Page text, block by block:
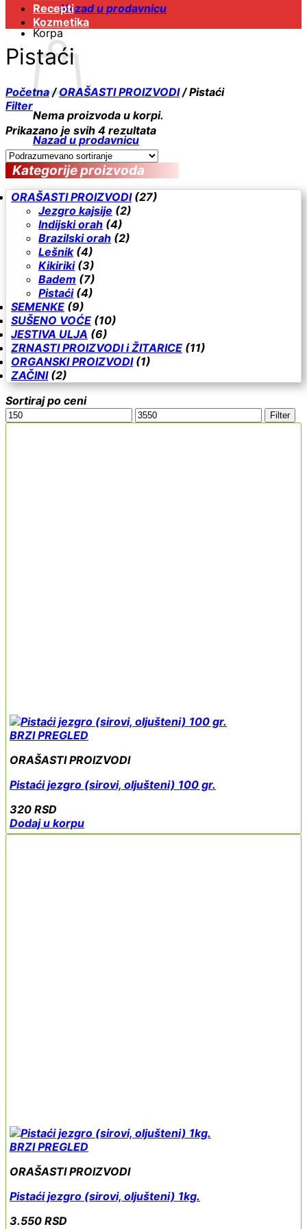
Nazad u prodavnicu
Korpa
Nema proizvoda u korpi.
Nazad u prodavnicu
Recepti
Kozmetika
Pistaći
Početna / ORAŠASTI PROIZVODI /Pistaći
Filter
Prikazano je svih 4 rezultata
Kategorije proizvoda
ORAŠASTI PROIZVODI (27)
Jezgro kajsije (2)
Indijski orah (4)
Brazilski orah (2)
Lešnik (4)
Kikiriki (3)
Badem (7)
Pistaći (4)
SEMENKE (9)
SUŠENO VOĆE (10)
JESTIVA ULJA (6)
ZRNASTI PROIZVODI i ŽITARICE (11)
ORGANSKI PROIZVODI (1)
ZAČINI (2)
Sortiraj po ceni
Minimalna
cena
Maksimalna
cena
Filter
BRZI PREGLED
ORAŠASTI PROIZVODI
Pistaći jezgro (sirovi, oljušteni) 100 gr.
320 RSD
Dodaj u korpu
BRZI PREGLED
ORAŠASTI PROIZVODI
Pistaći jezgro (sirovi, oljušteni) 1kg.
3.550 RSD